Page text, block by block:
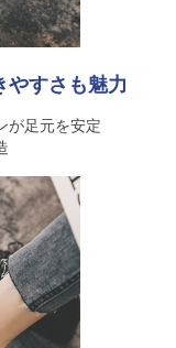
やすさも魅力
が足元を安定